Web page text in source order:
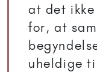
at det ikke
for, at
uheldige